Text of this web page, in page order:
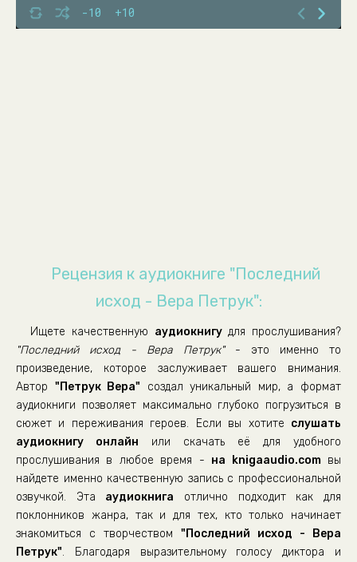
-10 +10
00006-
00007-
00019-
00020-
00021-
00023-
00024-
00025-
00026-
Рецензия к аудиокниге "Последний
исход - Вера Петрук":
Ищете качественную аудиокнигудля прослушивания?
"Последний исход - Вера Петрук"- это именно то
произведение, которое заслуживает вашего внимания.
Автор "Петрук Вера" создал уникальный мир, а формат
аудиокниги позволяет максимально глубоко погрузиться в
сюжет и переживания героев. Если вы хотите слушать
аудиокнигу онлайн или скачать её для удобного
прослушивания в любое время - на knigaaudio.comвы
найдете именно качественную запись с профессиональной
озвучкой. Эта аудиокнига отлично подходит как для
поклонников жанра, так и для тех, кто только начинает
знакомиться с творчеством "Последний исход - Вера
Петрук". Благодаря выразительному голосу диктора и